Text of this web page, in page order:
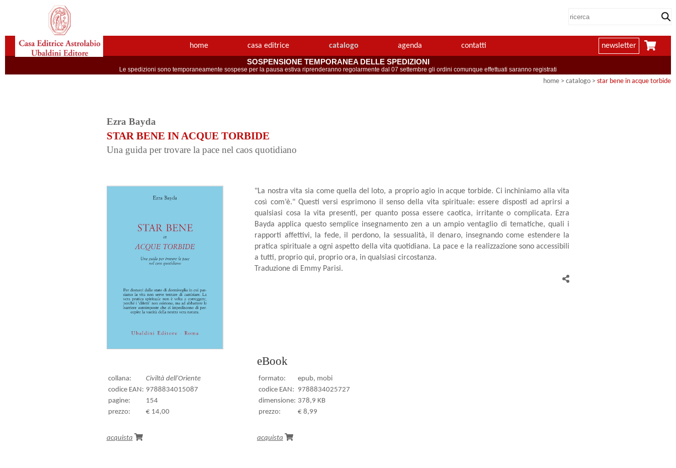
home casa editrice catalogo agenda contatti newsletter
SOSPENSIONE TEMPORANEA DELLE SPEDIZIONI
Le spedizioni sono temporaneamente sospese per la pausa estiva riprenderanno regolarmente dal 07 settembre gli ordini comunque effettuati saranno registrati
home > catalogo > star bene in acque torbide
Ezra Bayda
STAR BENE IN ACQUE TORBIDE
Una guida per trovare la pace nel caos quotidiano
"La nostra vita sia come quella del loto, a proprio agio in acque torbide. Ci inchiniamo alla vita
così com’è." Questi versi esprimono il senso della vita spirituale: essere disposti ad aprirsi a
qualsiasi cosa la vita presenti, per quanto possa essere caotica, irritante o complicata. Ezra
Bayda applica questo semplice insegnamento zen a un ampio ventaglio di tematiche, quali i
rapporti affettivi, la fede, il perdono, la sessualità, il denaro, insegnando come estendere la
pratica spirituale a ogni aspetto della vita quotidiana. La pace e la realizzazione sono accessibili
a tutti, proprio qui, proprio ora, in qualsiasi circostanza.
Traduzione di Emmy Parisi.
collana:
Civiltà dell'Oriente
codice EAN: 9788834015087
pagine:
154
prezzo:
€ 14,00
acquista
eBook
formato:
epub, mobi
codice EAN: 9788834025727
dimensione: 378,9 KB
prezzo:
€ 8,99
acquista